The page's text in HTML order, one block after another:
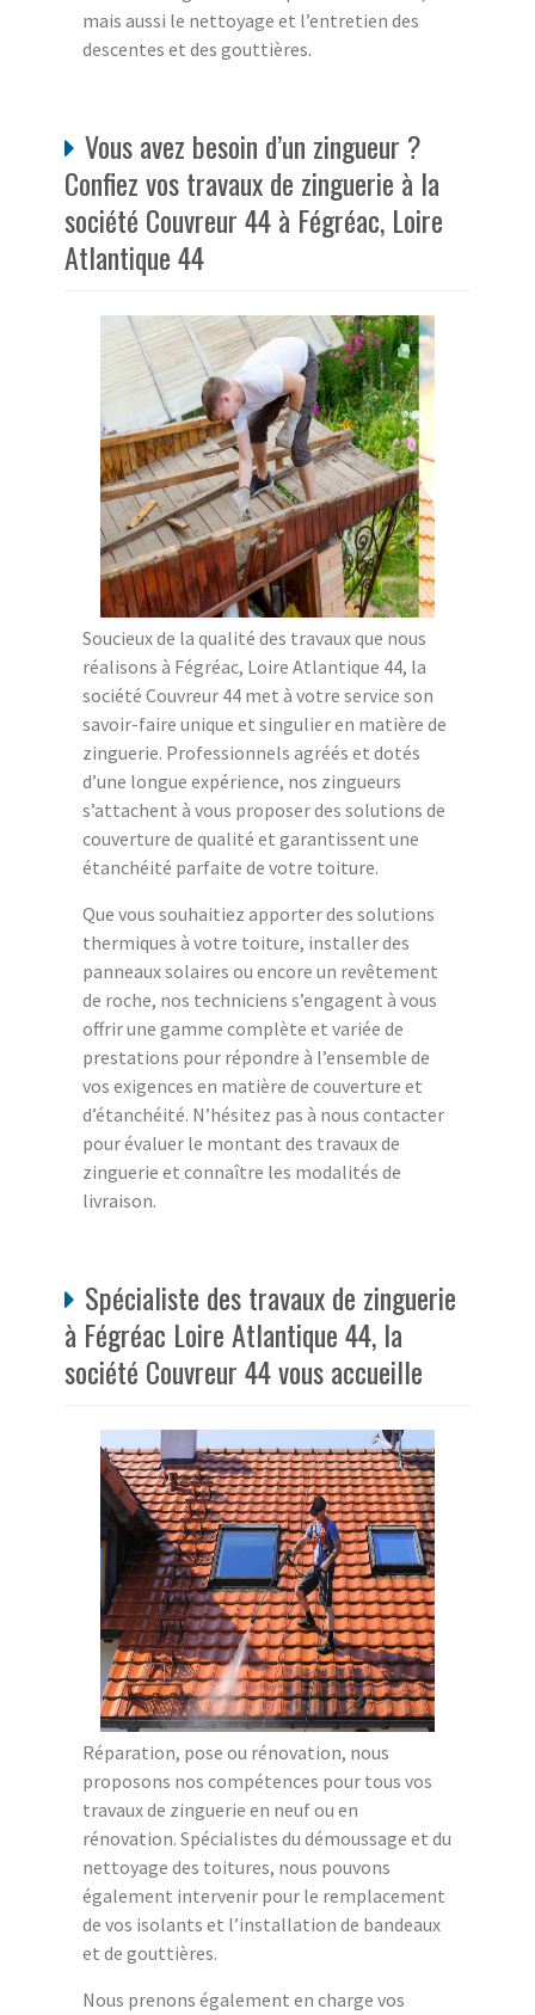
mais aussi le nettoyage et l’entretien des
descentes et des gouttières.
Vous avez besoin d’un zingueur ?
Confiez vos travaux de zinguerie à la
société Couvreur 44 à Fégréac, Loire
Atlantique 44
Soucieux de la qualité des travaux que nous
réalisons à Fégréac, Loire Atlantique 44, la
société Couvreur 44 met à votre service son
savoir-faire unique et singulier en matière de
zinguerie. Professionnels agréés et dotés
d’une longue expérience, nos zingueurs
s’attachent à vous proposer des solutions de
couverture de qualité et garantissent une
étanchéité parfaite de votre toiture.
Que vous souhaitiez apporter des solutions
thermiques à votre toiture, installer des
panneaux solaires ou encore un revêtement
de roche, nos techniciens s’engagent à vous
offrir une gamme complète et variée de
prestations pour répondre à l’ensemble de
vos exigences en matière de couverture et
d’étanchéité. N’hésitez pas à nous contacter
pour évaluer le montant des travaux de
zinguerie et connaître les modalités de
livraison.
Spécialiste des travaux de zinguerie
à Fégréac Loire Atlantique 44, la
société Couvreur 44 vous accueille
Réparation, pose ou rénovation, nous
proposons nos compétences pour tous vos
travaux de zinguerie en neuf ou en
rénovation. Spécialistes du démoussage et du
nettoyage des toitures, nous pouvons
également intervenir pour le remplacement
de vos isolants et l’installation de bandeaux
et de gouttières.
Nous prenons également en charge vos